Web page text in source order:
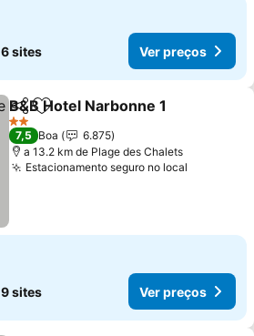
6 sites Ver preços
PartilharAdicionar aos favoritos
B&B Hotel Narbonne 1
2 Estrelas
7,5 Boa
6.875
a 13.2 km de Plage des Chalets
Estacionamento seguro no local
9 sites Ver preços